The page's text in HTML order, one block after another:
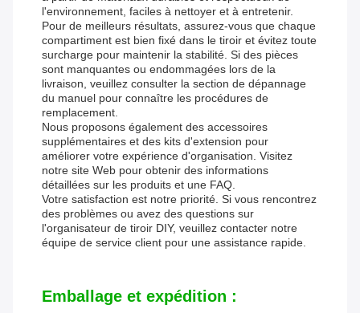
l'environnement, faciles à nettoyer et à entretenir.
Pour de meilleurs résultats, assurez-vous que chaque
compartiment est bien fixé dans le tiroir et évitez toute
surcharge pour maintenir la stabilité. Si des pièces
sont manquantes ou endommagées lors de la
livraison, veuillez consulter la section de dépannage
du manuel pour connaître les procédures de
remplacement.
Nous proposons également des accessoires
supplémentaires et des kits d'extension pour
améliorer votre expérience d'organisation. Visitez
notre site Web pour obtenir des informations
détaillées sur les produits et une FAQ.
Votre satisfaction est notre priorité. Si vous rencontrez
des problèmes ou avez des questions sur
l'organisateur de tiroir DIY, veuillez contacter notre
équipe de service client pour une assistance rapide.
Emballage et expédition :